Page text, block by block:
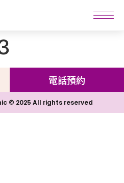
電話預約
© 2025 All rights reserved